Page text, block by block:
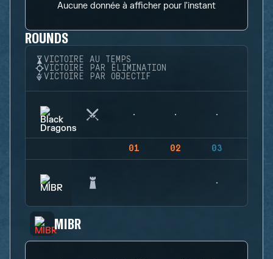
Aucune donnée à afficher pour l'instant
ROUNDS
VICTOIRE AU TEMPS
VICTOIRE PAR ÉLIMINATION
VICTOIRE PAR OBJECTIF
01 02 03
MIBR